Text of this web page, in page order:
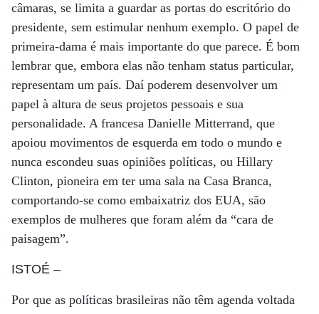
câmaras, se limita a guardar as portas do escritório do
presidente, sem estimular nenhum exemplo. O papel de
primeira-dama é mais importante do que parece. É bom
lembrar que, embora elas não tenham status particular,
representam um país. Daí poderem desenvolver um
papel à altura de seus projetos pessoais e sua
personalidade. A francesa Danielle Mitterrand, que
apoiou movimentos de esquerda em todo o mundo e
nunca escondeu suas opiniões políticas, ou Hillary
Clinton, pioneira em ter uma sala na Casa Branca,
comportando-se como embaixatriz dos EUA, são
exemplos de mulheres que foram além da “cara de
paisagem”.
ISTOÉ –
Por que as políticas brasileiras não têm agenda voltada